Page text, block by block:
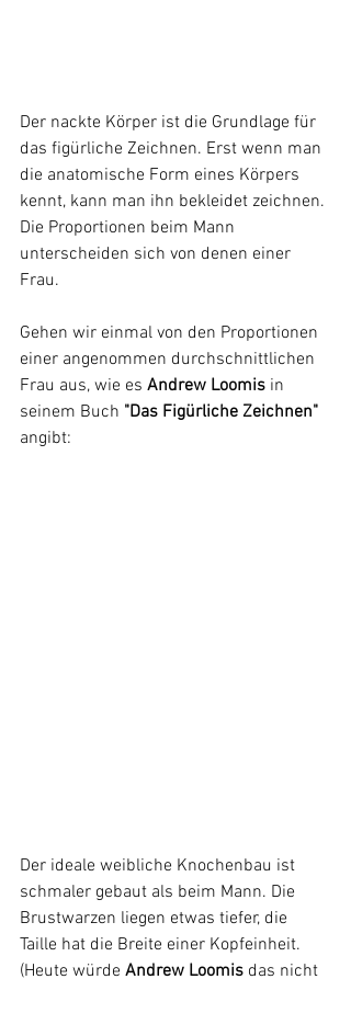
Der nackte Körper ist die Grundlage für
das figürliche Zeichnen. Erst wenn man
die anatomische Form eines Körpers
kennt, kann man ihn bekleidet zeichnen.
Die Proportionen beim Mann
unterscheiden sich von denen einer
Frau.
Gehen wir einmal von den Proportionen
einer angenommen durchschnittlichen
Frau aus, wie es Andrew Loomis in
seinem Buch "Das Figürliche Zeichnen"
angibt:
Der ideale weibliche Knochenbau ist
schmaler gebaut als beim Mann. Die
Brustwarzen liegen etwas tiefer, die
Taille hat die Breite einer Kopfeinheit.
(Heute würde Andrew Loomis das nicht